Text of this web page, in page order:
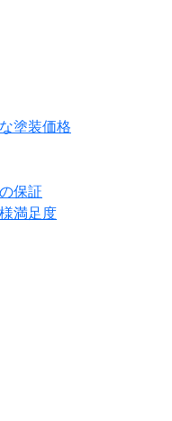
塗装価格
保証
満足度